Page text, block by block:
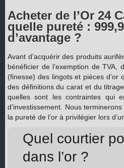
Acheter de l’Or 24
quelle pureté :
d’avantage ?
Avant d’acquérir des produits
bénéficier de l’exemption de
(finesse) des lingots et pièces d’or
des définitions du carat et du
quelles sont les contraintes qui
d’investissement. Nous
la pureté de l’or à privilégier lors
Quel courtier
dans l’or ?